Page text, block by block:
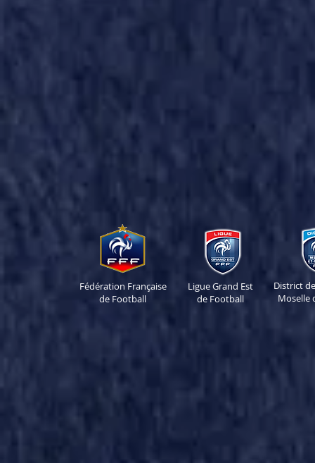
Fédération Française
de Football
Ligue Grand Est
de Football
District
Moselle